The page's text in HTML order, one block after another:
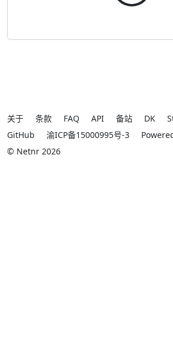
关于 条款 FAQ API 备站 DK
GitHub
渝ICP备15000995号-3
© Netnr 2026